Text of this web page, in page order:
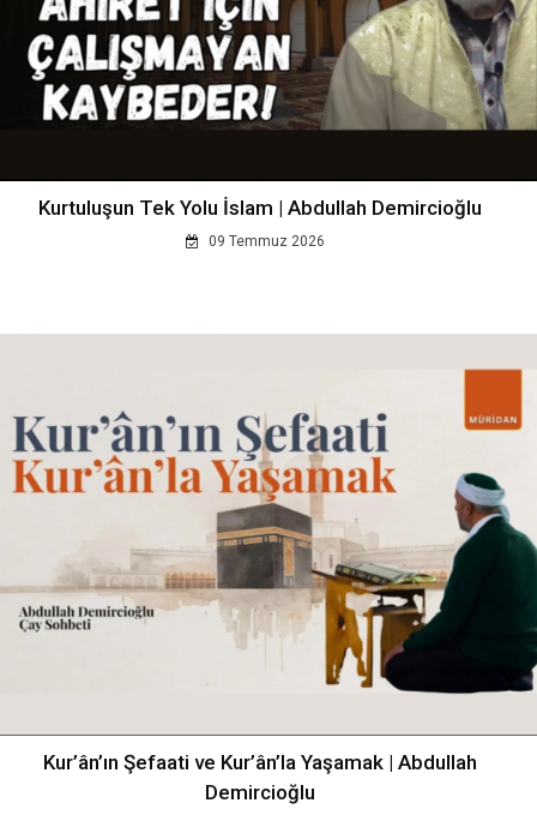
Kurtuluşun Tek Yolu İslam | Abdullah Demircioğlu
09 Temmuz 2026
Kur’ân’ın Şefaati ve Kur’ân’la Yaşamak | Abdullah
Demircioğlu